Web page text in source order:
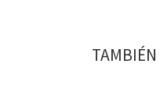
TAMBIÉN